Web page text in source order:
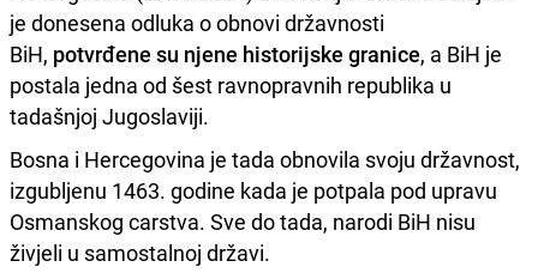
je donesena odluka o obnovi državnosti
BiH, potvrđene su njene historijske granice, a BiH je
postala jedna od šest ravnopravnih republika u
tadašnjoj Jugoslaviji.
Bosna i Hercegovina je tada obnovila svoju državnost,
izgubljenu 1463. godine kada je potpala pod upravu
Osmanskog carstva. Sve do tada, narodi BiH nisu
živjeli u samostalnoj državi.